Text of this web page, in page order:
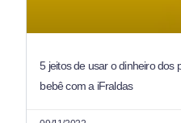
5 jeitos de usar o dinheiro dos
bebê com a iFraldas